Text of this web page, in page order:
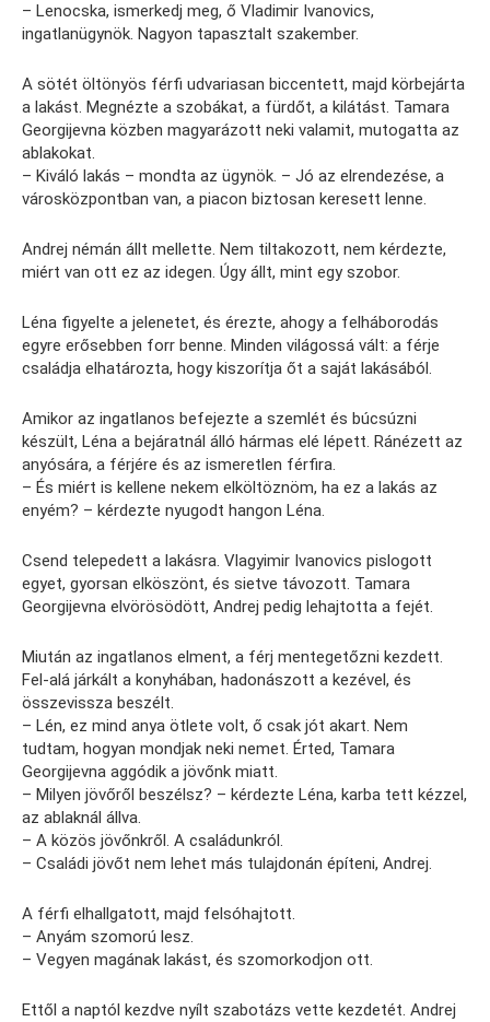
– Lenocska, ismerkedj meg, ő Vladimir Ivanovics,
ingatlanügynök. Nagyon tapasztalt szakember.
A sötét öltönyös férfi udvariasan biccentett, majd körbejárta
a lakást. Megnézte a szobákat, a fürdőt, a kilátást. Tamara
Georgijevna közben magyarázott neki valamit, mutogatta az
ablakokat.
– Kiváló lakás – mondta az ügynök. – Jó az elrendezése, a
városközpontban van, a piacon biztosan keresett lenne.
Andrej némán állt mellette. Nem tiltakozott, nem kérdezte,
miért van ott ez az idegen. Úgy állt, mint egy szobor.
Léna figyelte a jelenetet, és érezte, ahogy a felháborodás
egyre erősebben forr benne. Minden világossá vált: a férje
családja elhatározta, hogy kiszorítja őt a saját lakásából.
Amikor az ingatlanos befejezte a szemlét és búcsúzni
készült, Léna a bejáratnál álló hármas elé lépett. Ránézett az
anyósára, a férjére és az ismeretlen férfira.
– És miért is kellene nekem elköltöznöm, ha ez a lakás az
enyém? – kérdezte nyugodt hangon Léna.
Csend telepedett a lakásra. Vlagyimir Ivanovics pislogott
egyet, gyorsan elköszönt, és sietve távozott. Tamara
Georgijevna elvörösödött, Andrej pedig lehajtotta a fejét.
Miután az ingatlanos elment, a férj mentegetőzni kezdett.
Fel-alá járkált a konyhában, hadonászott a kezével, és
összevissza beszélt.
– Lén, ez mind anya ötlete volt, ő csak jót akart. Nem
tudtam, hogyan mondjak neki nemet. Érted, Tamara
Georgijevna aggódik a jövőnk miatt.
– Milyen jövőről beszélsz? – kérdezte Léna, karba tett kézzel,
az ablaknál állva.
– A közös jövőnkről. A családunkról.
– Családi jövőt nem lehet más tulajdonán építeni, Andrej.
A férfi elhallgatott, majd felsóhajtott.
– Anyám szomorú lesz.
– Vegyen magának lakást, és szomorkodjon ott.
Ettől a naptól kezdve nyílt szabotázs vette kezdetét. Andrej